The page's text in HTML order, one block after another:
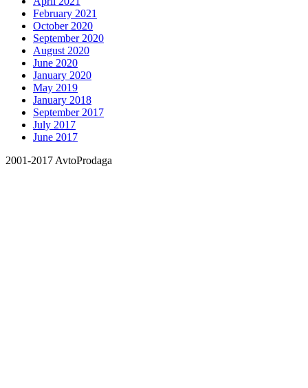
February 2021
October 2020
September 2020
August 2020
June 2020
January 2020
May 2019
January 2018
September 2017
July 2017
June 2017
2001-2017 AvtoProdaga